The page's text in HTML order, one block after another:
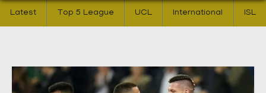
Latest Top 5 League UCL International ISL